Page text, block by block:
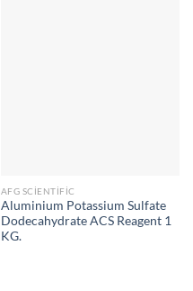
AFG SCIENTIFIC
Aluminium Potassium Sulfate
Dodecahydrate ACS Reagent 1
KG.